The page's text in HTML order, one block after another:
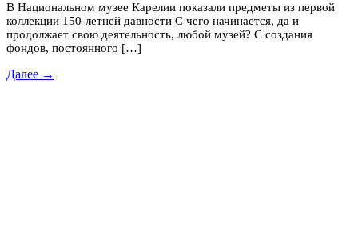
В Национальном музее Карелии показали предметы из первой
коллекции 150-летней давности С чего начинается, да и
продолжает свою деятельность, любой музей? С создания
фондов, постоянного […]
Далее →